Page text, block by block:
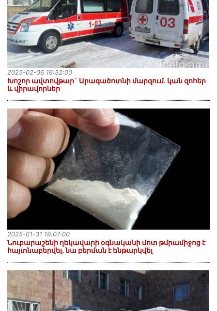
Խոշոր ավտովթար` Արագածոտնի մարզում. կան զոհեր
և վիրավորներ
2025-02-06 16:32:00
Նուբարաշենի ղեկավարի օգնականի մոտ թմրամիջոց է
հայտնաբերվել. նա բերման է ենթարկվել
2025-01-31 19:07:00